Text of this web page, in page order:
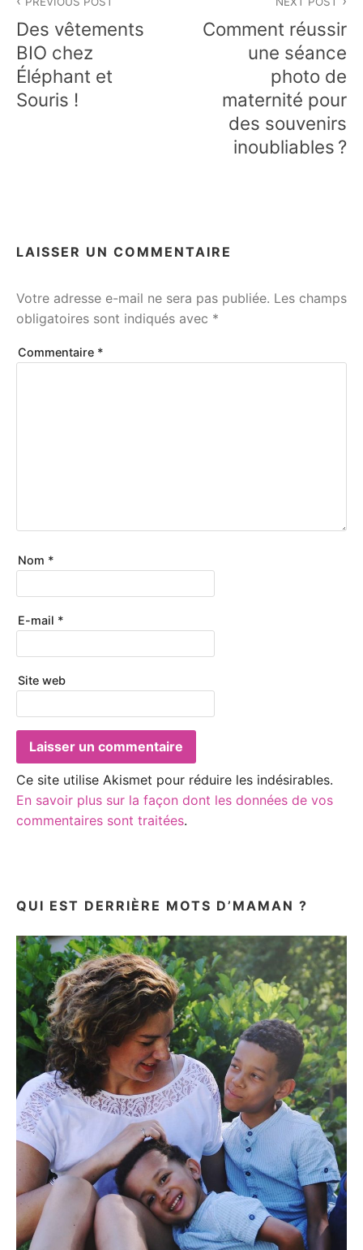
de
l’article
Des vêtements
BIO chez
Éléphant et
Souris !
Comment réussir
une séance
photo de
maternité pour
des souvenirs
inoubliables ?
LAISSER UN COMMENTAIRE
Votre adresse e-mail ne sera pas publiée. Les champs
obligatoires sont indiqués avec *
Commentaire *
Nom *
E-mail *
Site web
Ce site utilise Akismet pour réduire les indésirables.
En savoir plus sur la façon dont les données de vos
commentaires sont traitées.
QUI EST DERRIÈRE MOTS D’MAMAN ?